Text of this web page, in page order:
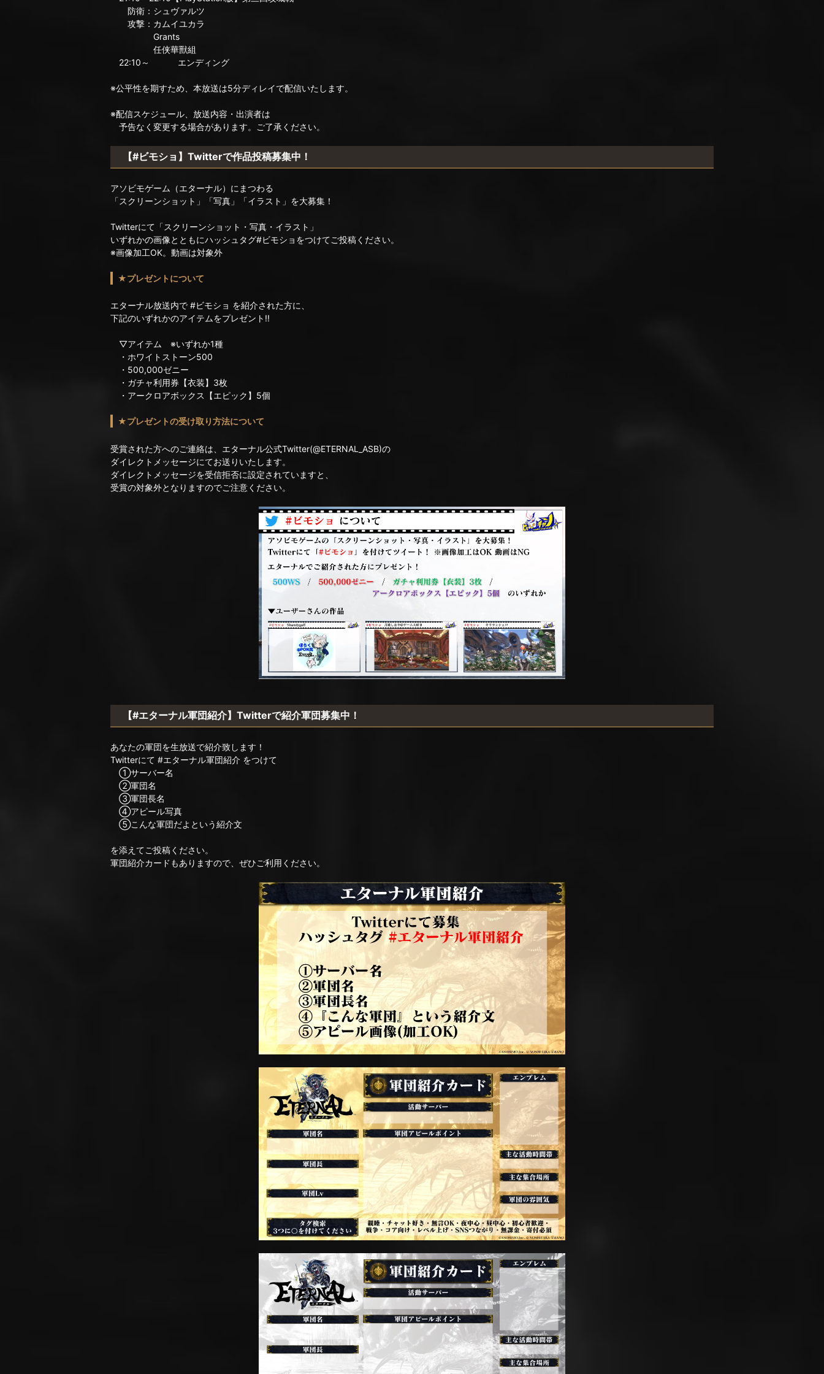
防衛：シュヴァルツ
攻撃：カムイユカラ
Grants
任侠華獸組
22:10～ エンディング
※公平性を期すため、本放送は5分ディレイで配信いたします。
※配信スケジュール、放送内容・出演者は
予告なく変更する場合があります。ご了承ください。
【#ビモショ】Twitterで作品投稿募集中！
アソビモゲーム（エターナル）にまつわる
「スクリーンショット」「写真」「イラスト」を大募集！
Twitterにて「スクリーンショット・写真・イラスト」
いずれかの画像とともにハッシュタグ#ビモショをつけてご投稿ください。
※画像加工OK。動画は対象外
★プレゼントについて
エターナル放送内で #ビモショ を紹介された方に、
下記のいずれかのアイテムをプレゼント!!
▽アイテム ※いずれか1種
・ホワイトストーン500
・500,000ゼニー
・ガチャ利用券【衣装】3枚
・アークロアボックス【エピック】5個
★プレゼントの受け取り方法について
受賞された方へのご連絡は、エターナル公式Twitter(@ETERNAL_ASB)の
ダイレクトメッセージにてお送りいたします。
ダイレクトメッセージを受信拒否に設定されていますと、
受賞の対象外となりますのでご注意ください。
【#エターナル軍団紹介】Twitterで紹介軍団募集中！
あなたの軍団を生放送で紹介致します！
Twitterにて #エターナル軍団紹介 をつけて
①サーバー名
②軍団名
③軍団長名
④アピール写真
⑤こんな軍団だよという紹介文
を添えてご投稿ください。
軍団紹介カードもありますので、ぜひご利用ください。